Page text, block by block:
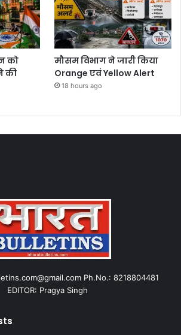
को
की
मौसम विभाग ने जारी किया
Orange एवं Yellow Alert
18 hours ago
Ph.No.: 8218804481
EDITOR: Pragya Singh